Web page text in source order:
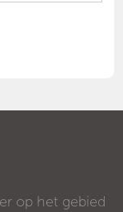
op het gebied